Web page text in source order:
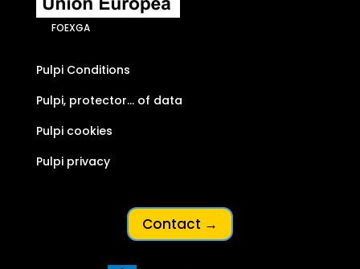
FOEXGA
Pulpi Conditions
Pulpi, protector… of data
Pulpi cookies
Pulpi privacy
Contact →